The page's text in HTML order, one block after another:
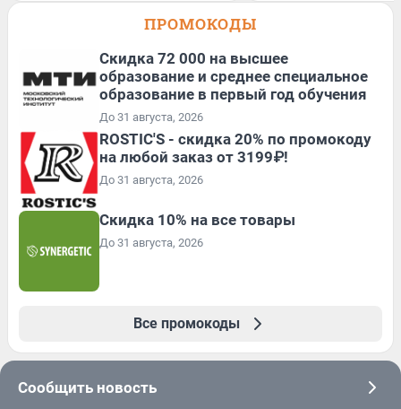
ПРОМОКОДЫ
Скидка 72 000 на высшее
образование и среднее специальное
образование в первый год обучения
До 31 августа, 2026
ROSTIC'S - скидка 20% по промокоду
на любой заказ от 3199₽!
До 31 августа, 2026
Скидка 10% на все товары
До 31 августа, 2026
Все промокоды
Сообщить новость